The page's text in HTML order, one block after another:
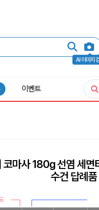
AI 이미지
이벤트
코마사 180g 선염 세면
수건 답례품